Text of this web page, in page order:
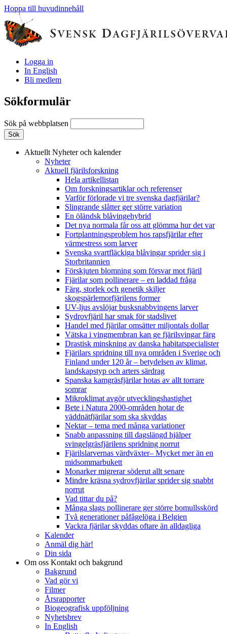
Hoppa till huvudinnehåll
Logga in
In English
Bli medlem
Sökformulär
Sök på webbplatsen
Aktuellt Nyheter och kalender
Nyheter
Aktuell fjärilsforskning
Hela artikellistan
Om forskningsartiklar och referenser
Varför förlorade vi tre svenska dagfjärilar?
Slingrande slåtter ger större variation
En öländsk blåvingehybrid
Det nya normala får oss att glömma hur det var
Fortplantningsproblem hos rapsfjärilar efter
värmestress som larver
Svenska svartfläckiga blåvingar sprider sig i
Storbritannien
Förskjuten blomning som försvar mot fjäril
Fjärilar som pollinerare – en laddad fråga
Färg, storlek och genetik skiljer
skogspärlemorfjärilens former
UV-ljus avslöjar busksnabbvingens larver
Sydrovfjäril har smak för stadslivet
Handel med fjärilar omsätter miljontals dollar
Vätska i vingmembran kan ge fjärilsvingar färg
Drastisk minskning av danska habitatspecialister
Fjärilars spridning till nya områden i Sverige och
Finland under 120 år– betydelsen av klimat,
landskapstyp och arters särdrag
Spanska kamgräsfjärilar hotas av allt torrare
somrar
Mikroklimat avgör utvecklingshastighet
Bete i Natura 2000-områden hotar de
väddnätfjärilar som ska skyddas
Nektar – tema med många variationer
Snabb anpassning till dagslängd hjälper
svingelgräsfjärilens spridning norrut
Fjärilslarvernas värdväxter– Mycket mer än en
midsommarbukett
Monarker migrerar söderut allt senare
Mindre kräsna sydrovfjärilar sprider sig snabbt
norrut
Vad tittar du på?
Många slags pollinerare ger större bomullsskörd
Två generationer påfågelöga i Belgien
Vackra fjärilar skyddas oftare än alldagliga
Kalender
Anmäl dig här!
Din sida
Om oss Kontakt och bakgrund
Bakgrund
Vad gör vi
Filmer
Årsrapporter
Biogeografisk uppföljning
Nyhetsbrev
In English